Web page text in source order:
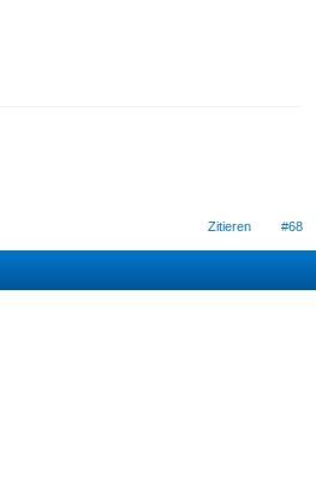
Zitieren #68